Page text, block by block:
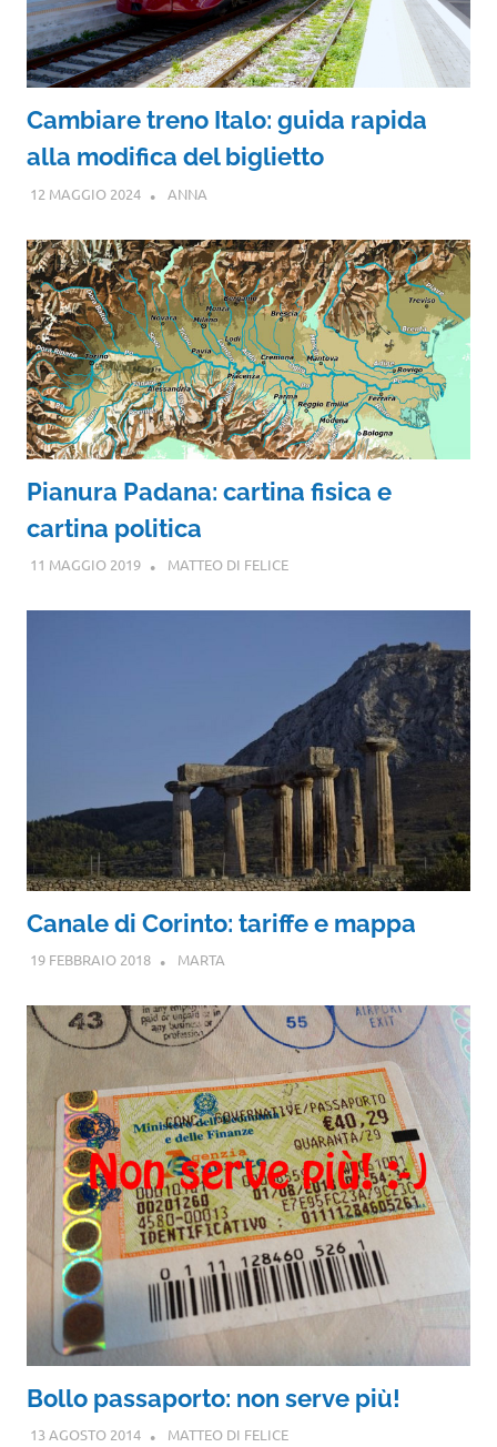
Cambiare treno Italo: guida rapida
alla modifica del biglietto
12 MAGGIO 2024 ANNA
Pianura Padana: cartina fisica e
cartina politica
11 MAGGIO 2019 MATTEO DI FELICE
Canale di Corinto: tariffe e mappa
19 FEBBRAIO 2018 MARTA
Bollo passaporto: non serve più!
13 AGOSTO 2014 MATTEO DI FELICE